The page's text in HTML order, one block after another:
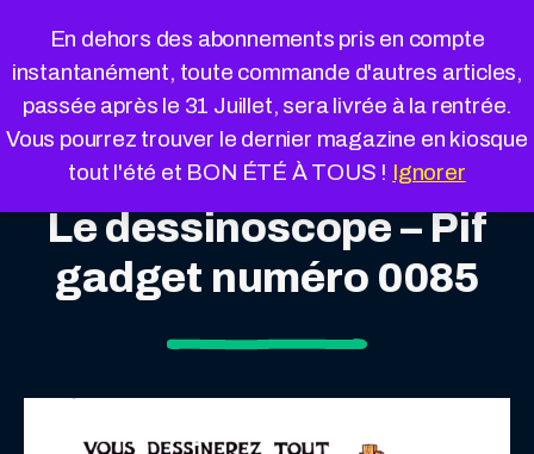
En dehors des abonnements pris en compte
instantanément, toute commande d'autres articles,
passée après le 31 Juillet, sera livrée à la rentrée.
Vous pourrez trouver le dernier magazine en kiosque
tout l'été et BON ÉTÉ À TOUS ! Ignorer
Le dessinoscope – Pif
gadget numéro 0085